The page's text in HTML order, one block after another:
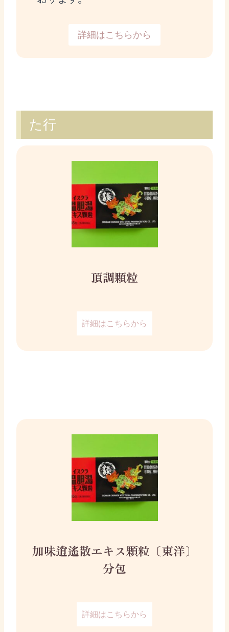
詳細はこちらから
た行
頂調顆粒
詳細はこちらから
加味逍遙散エキス顆粒〔東洋〕
分包
詳細はこちらから